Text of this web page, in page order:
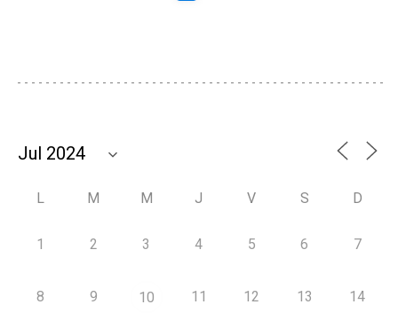
L M M J V S D
1 2 3 4 5 6 7
8 9 10 11 12 13 14